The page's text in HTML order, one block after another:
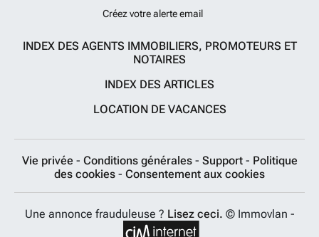
Créez votre alerte email
INDEX DES AGENTS IMMOBILIERS, PROMOTEURS ET
NOTAIRES
INDEX DES ARTICLES
LOCATION DE VACANCES
Vie privée - Conditions générales - Support - Politique
des cookies - Consentement aux cookies
Une annonce frauduleuse ? Lisez ceci. © Immovlan -